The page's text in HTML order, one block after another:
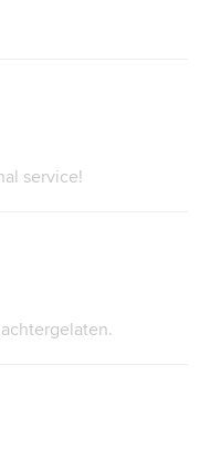
service!